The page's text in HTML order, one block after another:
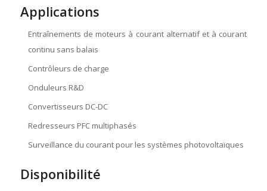
Applications
Entraînements de moteurs à courant alternatif et à courant
continu sans balais
Contrôleurs de charge
Onduleurs R&D
Convertisseurs DC-DC
Redresseurs PFC multiphasés
Surveillance du courant pour les systèmes photovoltaïques
Disponibilité